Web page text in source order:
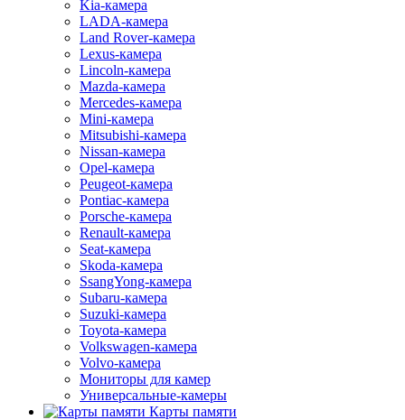
Kia-камера
LADA-камера
Land Rover-камера
Lexus-камера
Lincoln-камера
Mazda-камера
Mercedes-камера
Mini-камера
Mitsubishi-камера
Nissan-камера
Opel-камера
Peugeot-камера
Pontiac-камера
Porsche-камера
Renault-камера
Seat-камера
Skoda-камера
SsangYong-камера
Subaru-камера
Suzuki-камера
Toyota-камера
Volkswagen-камера
Volvo-камера
Мониторы для камер
Универсальные-камеры
Карты памяти